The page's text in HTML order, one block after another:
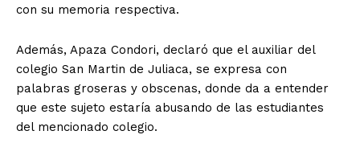
con su memoria respectiva.
Además, Apaza Condori, declaró que el auxiliar del
colegio San Martin de Juliaca, se expresa con
palabras groseras y obscenas, donde da a entender
que este sujeto estaría abusando de las estudiantes
del mencionado colegio.